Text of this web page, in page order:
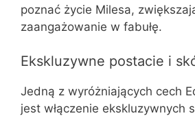
poznać życie Milesa,
zaangażowanie w fabułę.
Ekskluzywne postacie i
Jedną z wyróżniających cech
jest włączenie ekskluzywnych